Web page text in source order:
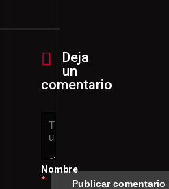
Deja
un
comentario
Nombre
*